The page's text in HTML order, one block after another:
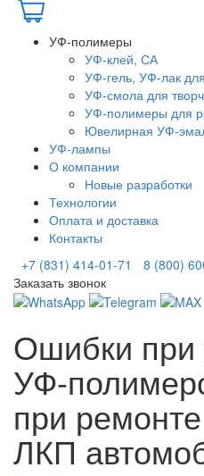
УФ-полимеры
УФ-клей, СА
УФ-гель, УФ-лак
УФ-смола для
УФ-полимеры для
Ювелирная УФ-
УФ-лампы
О компании
Новые разработки
Технологии
Оплата и доставка
Контакты
+7 (831) 414-01-71
8 (800)
Заказать звонок
Ошибки при
УФ-
при
ЛКП